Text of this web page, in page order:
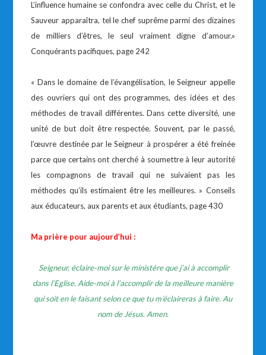
L’influence humaine se confondra avec celle du Christ, et le
Sauveur apparaîtra, tel le chef suprême parmi des dizaines
de milliers d’êtres, le seul vraiment digne d’amour.»
Conquérants pacifiques, page 242
« Dans le domaine de l’évangélisation, le Seigneur appelle
des ouvriers qui ont des programmes, des idées et des
méthodes de travail différentes. Dans cette diversité, une
unité de but doit être respectée. Souvent, par le passé,
l’œuvre destinée par le Seigneur à prospérer a été freinée
parce que certains ont cherché à soumettre à leur autorité
les compagnons de travail qui ne suivaient pas les
méthodes qu’ils estimaient être les meilleures. » Conseils
aux éducateurs, aux parents et aux étudiants, page 430
Ma prière pour aujourd’hui :
Seigneur, éclaire-moi sur le ministère que j’ai à accomplir
dans l’Eglise. Aide-moi à l’accomplir de la meilleure manière
qui soit en le faisant selon ce que tu m’éclaireras à faire. Au
nom de Jésus. Amen.